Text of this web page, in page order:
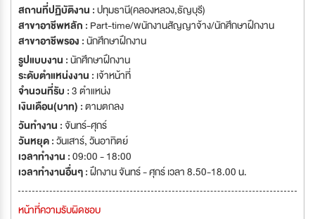
สถานที่ปฏิบัติงาน :ปทุมธานี(คลองหลวง,ธัญบุรี)
สาขาอาชีพหลัก : Part-time/พนักงานสัญญาจ้าง/นักศึกษาฝึกงาน
สาขาอาชีพรอง :นักศึกษาฝึกงาน
รูปแบบงาน :นักศึกษาฝึกงาน
ระดับตำแหน่งงาน : เจ้าหน้าที่
จำนวนที่รับ :3 ตำแหน่ง
เงินเดือน(บาท) :ตามตกลง
วันทำงาน :จันทร์-ศุกร์
วันหยุด :วันเสาร์,วันอาทิตย์
เวลาทำงาน :09:00 - 18:00
เวลาทำงานอื่นๆ :ฝึกงาน จันทร์ - ศุกร์ เวลา 8.50-18.00 น.
หน้าที่ความรับผิดชอบ